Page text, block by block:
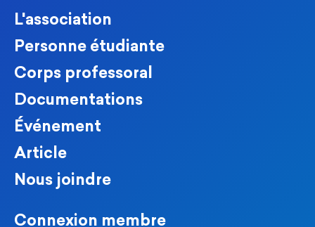
L'association
Personne étudiante
Corps professoral
Documentations
Événement
Article
Nous joindre
Connexion membre